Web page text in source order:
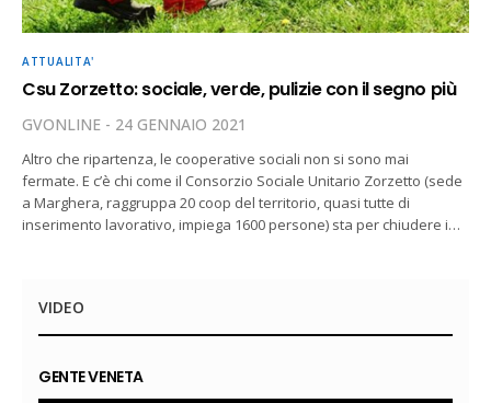
ATTUALITA'
Csu Zorzetto: sociale, verde, pulizie con il segno più
GVONLINE 24 GENNAIO 2021
Altro che ripartenza, le cooperative sociali non si sono mai
fermate. E c’è chi come il Consorzio Sociale Unitario Zorzetto (sede
a Marghera, raggruppa 20 coop del territorio, quasi tutte di
inserimento lavorativo, impiega 1600 persone) sta per chiudere i…
VIDEO
GENTE VENETA